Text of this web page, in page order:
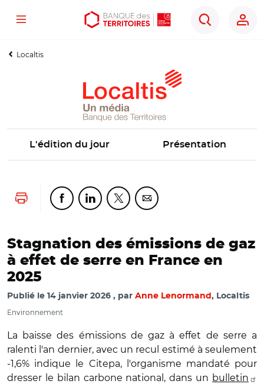
Aller
contenu
Aller
menu
Ouvrir
outils
Menu
Rechercher
Localtis
L'édition du jour Présentation
Lancer l'impressionPartager cette page sur Facebook
Partager cette page sur Linkedin
Partager cette page sur Twitter
Partager cette page sur
Stagnation des émissions de gaz
à effet de serre en France en
2025
Publié le 14 janvier 2026 par Anne Lenormand , Localtis
Environnement
La baisse des émissions de gaz à effet de serre a
ralenti l'an dernier, avec un recul estimé à seulement
-1,6% indique le Citepa, l'organisme mandaté pour
dresser le bilan carbone national, dans un bulletin